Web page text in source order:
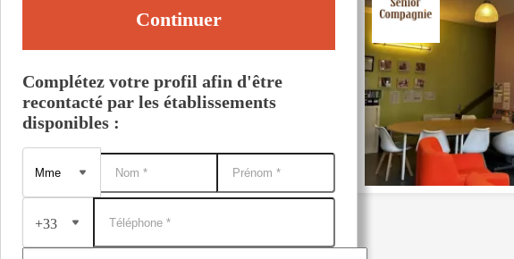
Continuer
Complétez votre profil afin d'être
recontacté par les établissements
disponibles :
+33